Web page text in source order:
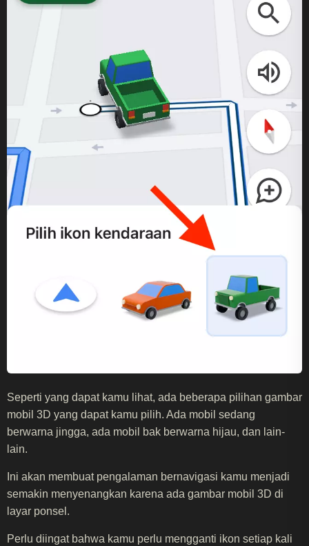
Seperti yang dapat kamu lihat, ada beberapa pilihan gambar
mobil 3D yang dapat kamu pilih. Ada mobil sedang
berwarna jingga, ada mobil bak berwarna hijau, dan lain-
lain.
Ini akan membuat pengalaman bernavigasi kamu menjadi
semakin menyenangkan karena ada gambar mobil 3D di
layar ponsel.
Perlu diingat bahwa kamu perlu mengganti ikon setiap kali